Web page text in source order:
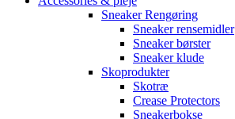
Sneaker Rengøring
Sneaker rensemidler
Sneaker børster
Sneaker klude
Skoprodukter
Skotræ
Crease Protectors
Sneakerbokse